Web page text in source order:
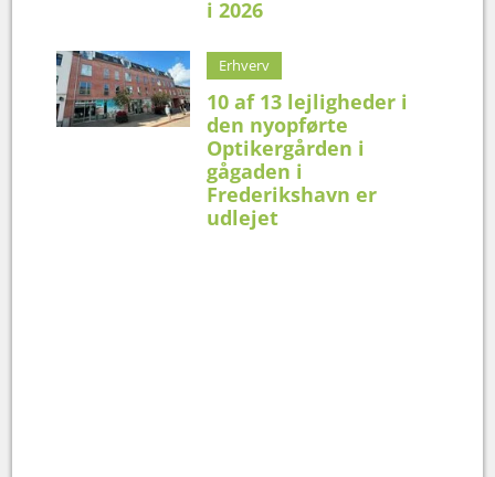
i 2026
Erhverv
10 af 13 lejligheder i
den nyopførte
Optikergården i
gågaden i
Frederikshavn er
udlejet